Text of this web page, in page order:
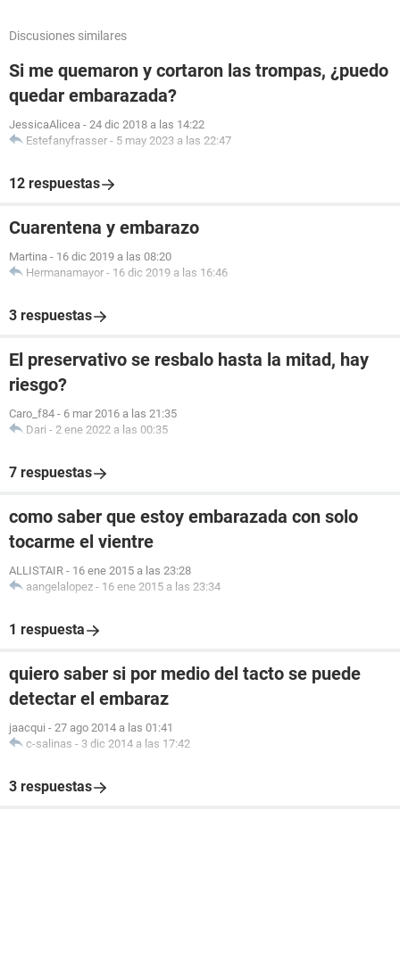
Discusiones similares
Si me quemaron y cortaron las trompas, ¿puedo
quedar embarazada?
JessicaAlicea - 24 dic 2018 a las 14:22
Estefanyfrasser - 5 may 2023 a las 22:47
12 respuestas
Cuarentena y embarazo
Martina - 16 dic 2019 a las 08:20
Hermanamayor - 16 dic 2019 a las 16:46
3 respuestas
El preservativo se resbalo hasta la mitad, hay
riesgo?
Caro_f84 - 6 mar 2016 a las 21:35
Dari - 2 ene 2022 a las 00:35
7 respuestas
como saber que estoy embarazada con solo
tocarme el vientre
ALLISTAIR - 16 ene 2015 a las 23:28
aangelalopez - 16 ene 2015 a las 23:34
1 respuesta
quiero saber si por medio del tacto se puede
detectar el embaraz
jaacqui - 27 ago 2014 a las 01:41
c-salinas - 3 dic 2014 a las 17:42
3 respuestas